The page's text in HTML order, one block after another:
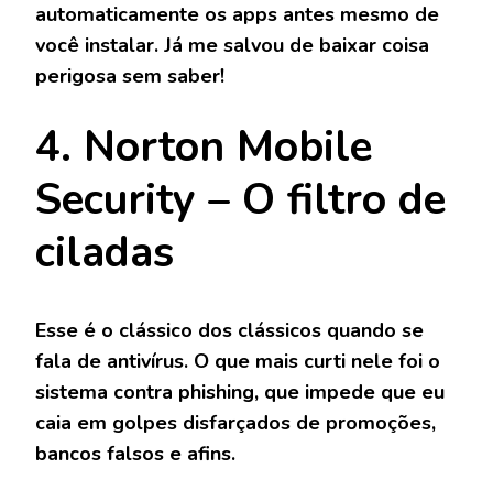
automaticamente os apps antes mesmo de
você instalar. Já me salvou de baixar coisa
perigosa sem saber!
4. Norton Mobile
Security – O filtro de
ciladas
Esse é o clássico dos clássicos quando se
fala de antivírus. O que mais curti nele foi o
sistema contra phishing, que impede que eu
caia em golpes disfarçados de promoções,
bancos falsos e afins.